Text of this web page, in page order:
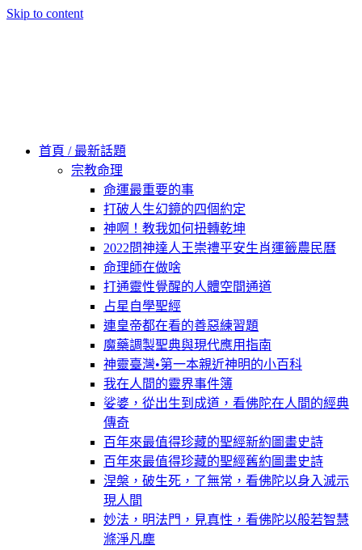
Skip to content
首頁 / 最新話題
宗教命理
命運最重要的事
打破人生幻鏡的四個約定
神啊！教我如何扭轉乾坤
2022問神達人王崇禮平安生肖運籤農民曆
命理師在做啥
打通靈性覺醒的人體空間通道
占星自學聖經
連皇帝都在看的善惡練習題
魔藥調製聖典與現代應用指南
神靈臺灣•第一本親近神明的小百科
我在人間的靈界事件簿
娑婆，從出生到成道，看佛陀在人間的經典
傳奇
百年來最值得珍藏的聖經新約圖畫史詩
百年來最值得珍藏的聖經舊約圖畫史詩
涅槃，破生死，了無常，看佛陀以身入滅示
現人間
妙法，明法門，見真性，看佛陀以般若智慧
滌淨凡塵